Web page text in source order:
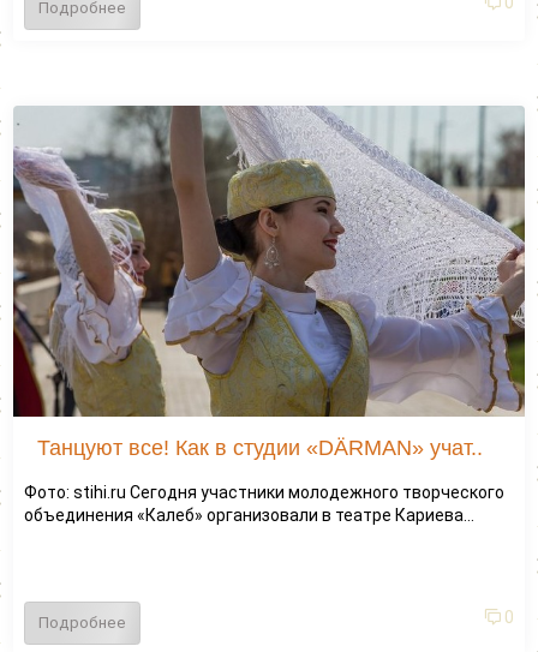
Подробнее
Танцуют все! Как в студии «DÄRMAN» учат..
Фото: stihi.ru Сегодня участники молодежного творческого
объединения «Калеб» организовали в театре Кариева...
Подробнее 0